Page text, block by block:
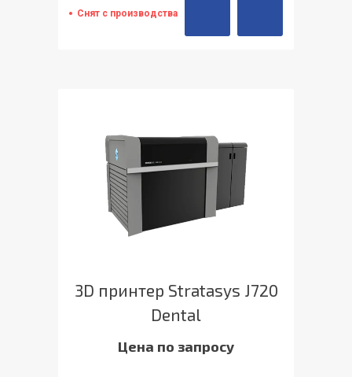
Снят с производства
3D принтер Stratasys J720
Dental
Цена по запросу